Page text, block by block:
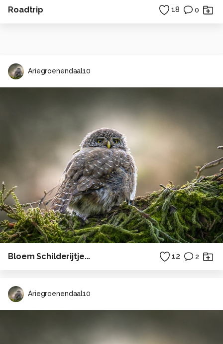
Roadtrip 18 0
Ariegroenendaal10
Bloem Schilderijtje... 12 2
Ariegroenendaal10